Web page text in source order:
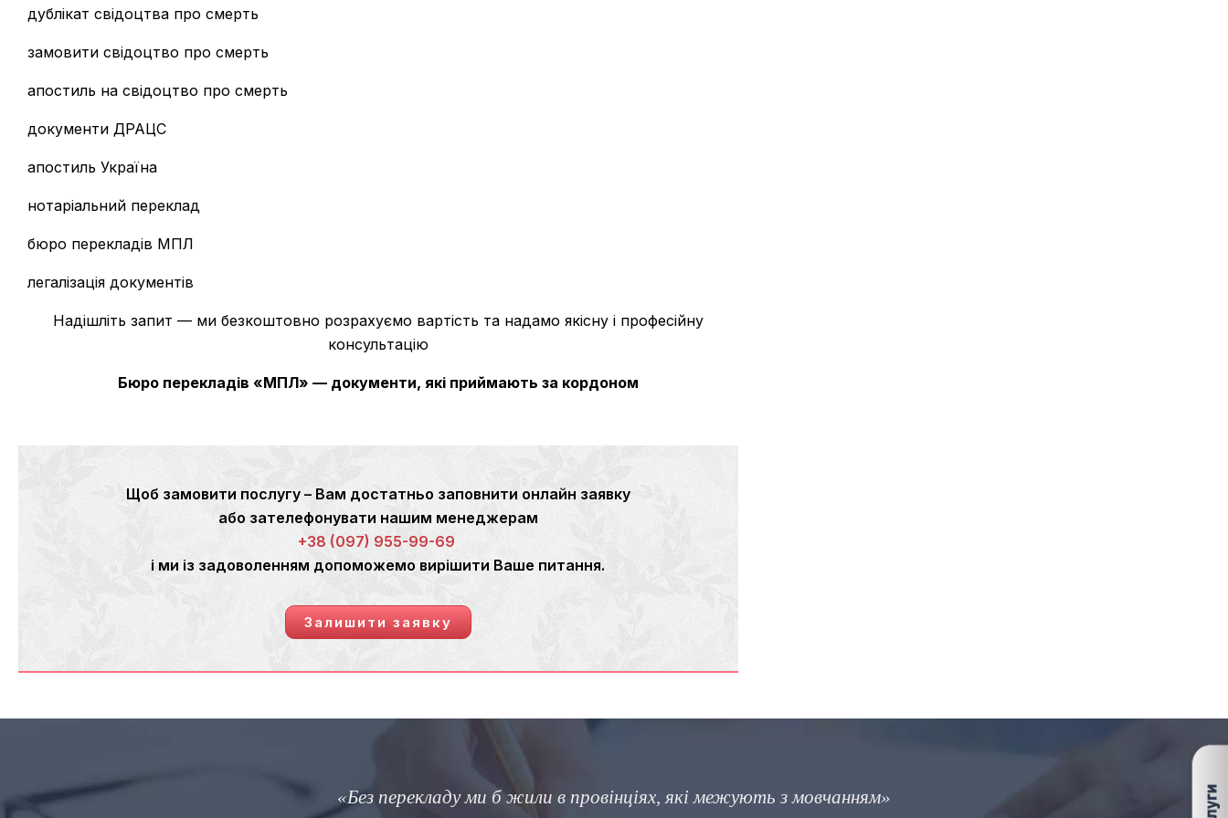
дублікат свідоцтва про смерть
замовити свідоцтво про смерть
апостиль на свідоцтво про смерть
документи ДРАЦС
апостиль Україна
нотаріальний переклад
бюро перекладів МПЛ
легалізація документів
Надішліть запит — ми безкоштовно розрахуємо вартість та надамо якісну і професійну
консультацію
Бюро перекладів «МПЛ» — документи, які приймають за кордоном
Щоб замовити послугу – Вам достатньо заповнити онлайн заявку
або зателефонувати нашим менеджерам
+38 (097) 955-99-69
і ми із задоволенням допоможемо вирішити Ваше питання.
Залишити заявку
мовчанням» «Різниця між правильним і майже правильним словом, така сама, як між блискавкою і